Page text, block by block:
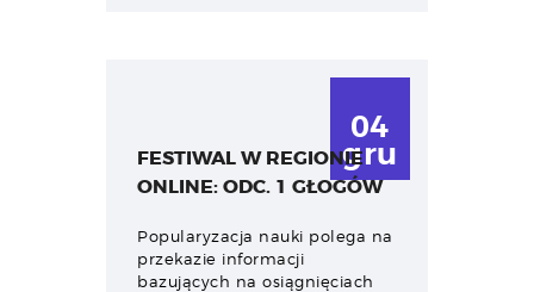
04
gru
FESTIWAL W REGIONIE
ONLINE: ODC. 1 GŁOGÓW
Popularyzacja nauki polega na
przekazie informacji
bazujących na osiągnięciach